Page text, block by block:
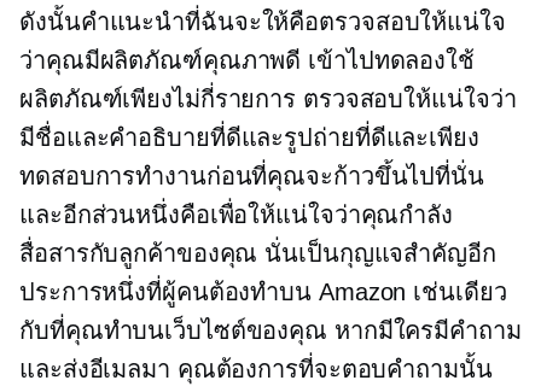
ดังนั้นคำแนะนำที่ฉันจะให้คือตรวจสอบให้แน่ใจ
ว่าคุณมีผลิตภัณฑ์คุณภาพดี เข้าไปทดลองใช้
ผลิตภัณฑ์เพียงไม่กี่รายการ ตรวจสอบให้แน่ใจว่า
มีชื่อและคำอธิบายที่ดีและรูปถ่ายที่ดีและเพียง
ทดสอบการทำงานก่อนที่คุณจะก้าวขึ้นไปที่นั่น
และอีกส่วนหนึ่งคือเพื่อให้แน่ใจว่าคุณกำลัง
สื่อสารกับลูกค้าของคุณ นั่นเป็นกุญแจสำคัญอีก
ประการหนึ่งที่ผู้คนต้องทำบน Amazon เช่นเดียว
กับที่คุณทำบนเว็บไซต์ของคุณ หากมีใครมีคำถาม
และส่งอีเมลมา คุณต้องการที่จะตอบคำถามนั้น